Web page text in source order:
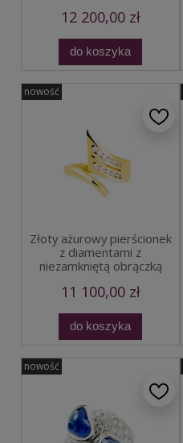
12 200,00 zł
do koszyka
Złoty ażurowy pierścionek
z diamentami z
niezamkniętą obrączką
11 100,00 zł
do koszyka
nowość
nowość